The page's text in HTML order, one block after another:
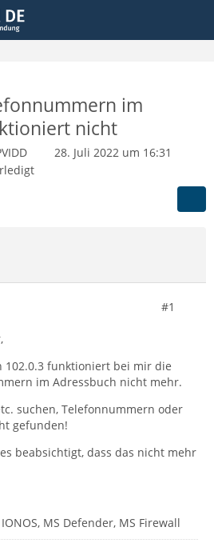
im
nicht
28. Juli 2022 um 16:31
#1
102.0.3 funktioniert bei mir die
im Adressbuch nicht mehr.
suchen, Telefonnummern oder
gefunden!
beabsichtigt, dass das nicht mehr
MS Defender, MS Firewall